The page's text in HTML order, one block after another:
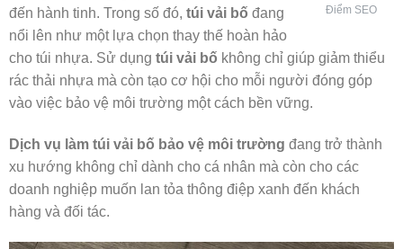
Điểm SEO
đến hành tinh. Trong số đó, túi vải bố đang
nổi lên như một lựa chọn thay thế hoàn hảo
cho túi nhựa. Sử dụng túi vải bố không chỉ giúp giảm thiểu
rác thải nhựa mà còn tạo cơ hội cho mỗi người đóng góp
vào việc bảo vệ môi trường một cách bền vững.
Dịch vụ làm túi vải bố bảo vệ môi trường đang trở thành
xu hướng không chỉ dành cho cá nhân mà còn cho các
doanh nghiệp muốn lan tỏa thông điệp xanh đến khách
hàng và đối tác.